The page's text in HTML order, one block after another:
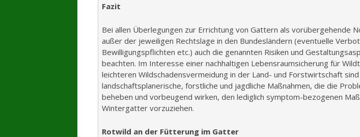
Fazit
Bei allen Überlegungen zur Errichtung von Gattern als vorübergehende
außer der jeweiligen Rechtslage in den Bundesländern (eventuelle
Bewilligungspflichten etc.) auch die genannten Risiken und
beachten. Im Interesse einer nachhaltigen Lebensraumsicherung für
leichteren Wildschadensvermeidung in der Land- und Forstwirtschaft sind
landschaftsplanerische, forstliche und jagdliche Maßnahmen, die die
beheben und vorbeugend wirken, den lediglich symptom-bezogenen
Wintergatter vorzuziehen.
Rotwild an der Fütterung im Gatter